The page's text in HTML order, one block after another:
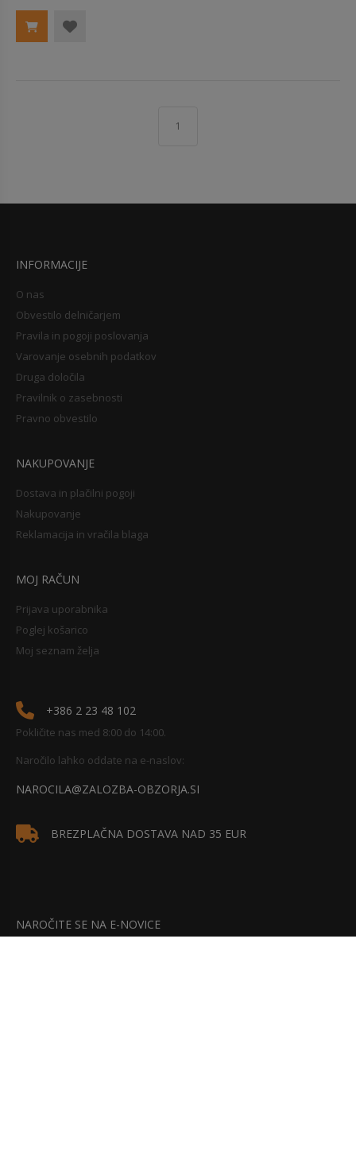
1
INFORMACIJE
O nas
Obvestilo delničarjem
Pravila in pogoji poslovanja
Varovanje osebnih podatkov
Druga določila
Pravilnik o zasebnosti
Pravno obvestilo
NAKUPOVANJE
Dostava in plačilni pogoji
Nakupovanje
Reklamacija in vračila blaga
MOJ RAČUN
Prijava uporabnika
Poglej košarico
Moj seznam želja
+386 2 23 48 102
Pokličite nas med 8:00 do 14:00.
Naročilo lahko oddate na e-naslov:
NAROCILA@ZALOZBA-OBZORJA.SI
BREZPLAČNA DOSTAVA NAD 35 EUR
NAROČITE SE NA E-NOVICE